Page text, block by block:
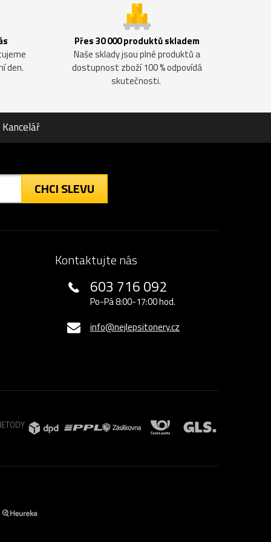
den.
Přes 30 000 produktů skladem
Naše sklady jsou plné produktů a
dostupnost zboží 100 % odpovídá
skutečnosti.
Kancelář
CHCI SLEVU
Kontaktujte nás
603 716 092
Po-Pá 8:00-17:00 hod.
info@nejlepsitonery.cz